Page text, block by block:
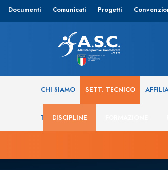
Documenti Comunicati Progetti
CHI SIAMO SETT. TECNICO
DISCIPLINE
TRASPARENZA